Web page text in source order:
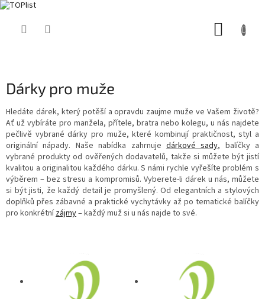
Dárky pro muže
Hledáte dárek, který potěší a opravdu zaujme muže ve Vašem životě?
Ať už vybíráte pro manžela, přítele, bratra nebo kolegu, u nás najdete
pečlivě vybrané dárky pro muže, které kombinují praktičnost, styl a
originální nápady. Naše nabídka zahrnuje dárkové sady, balíčky a
vybrané produkty od ověřených dodavatelů, takže si můžete být jistí
kvalitou a originalitou každého dárku. S námi rychle vyřešíte problém s
výběrem – bez stresu a kompromisů. Vyberete-li dárek u nás, můžete
si být jisti, že každý detail je promyšlený. Od elegantních a stylových
doplňků přes zábavné a praktické vychytávky až po tematické balíčky
pro konkrétnízájmy– každý muž si u nás najde to své.